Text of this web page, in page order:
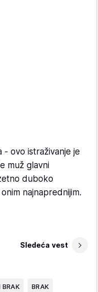
- ovo istraživanje je
muž glavni
duboko
najnaprednijim.
Sledeća vest
BRAK BRAK